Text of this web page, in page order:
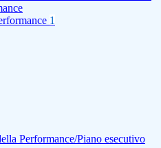
1
Performance/Piano esecutivo